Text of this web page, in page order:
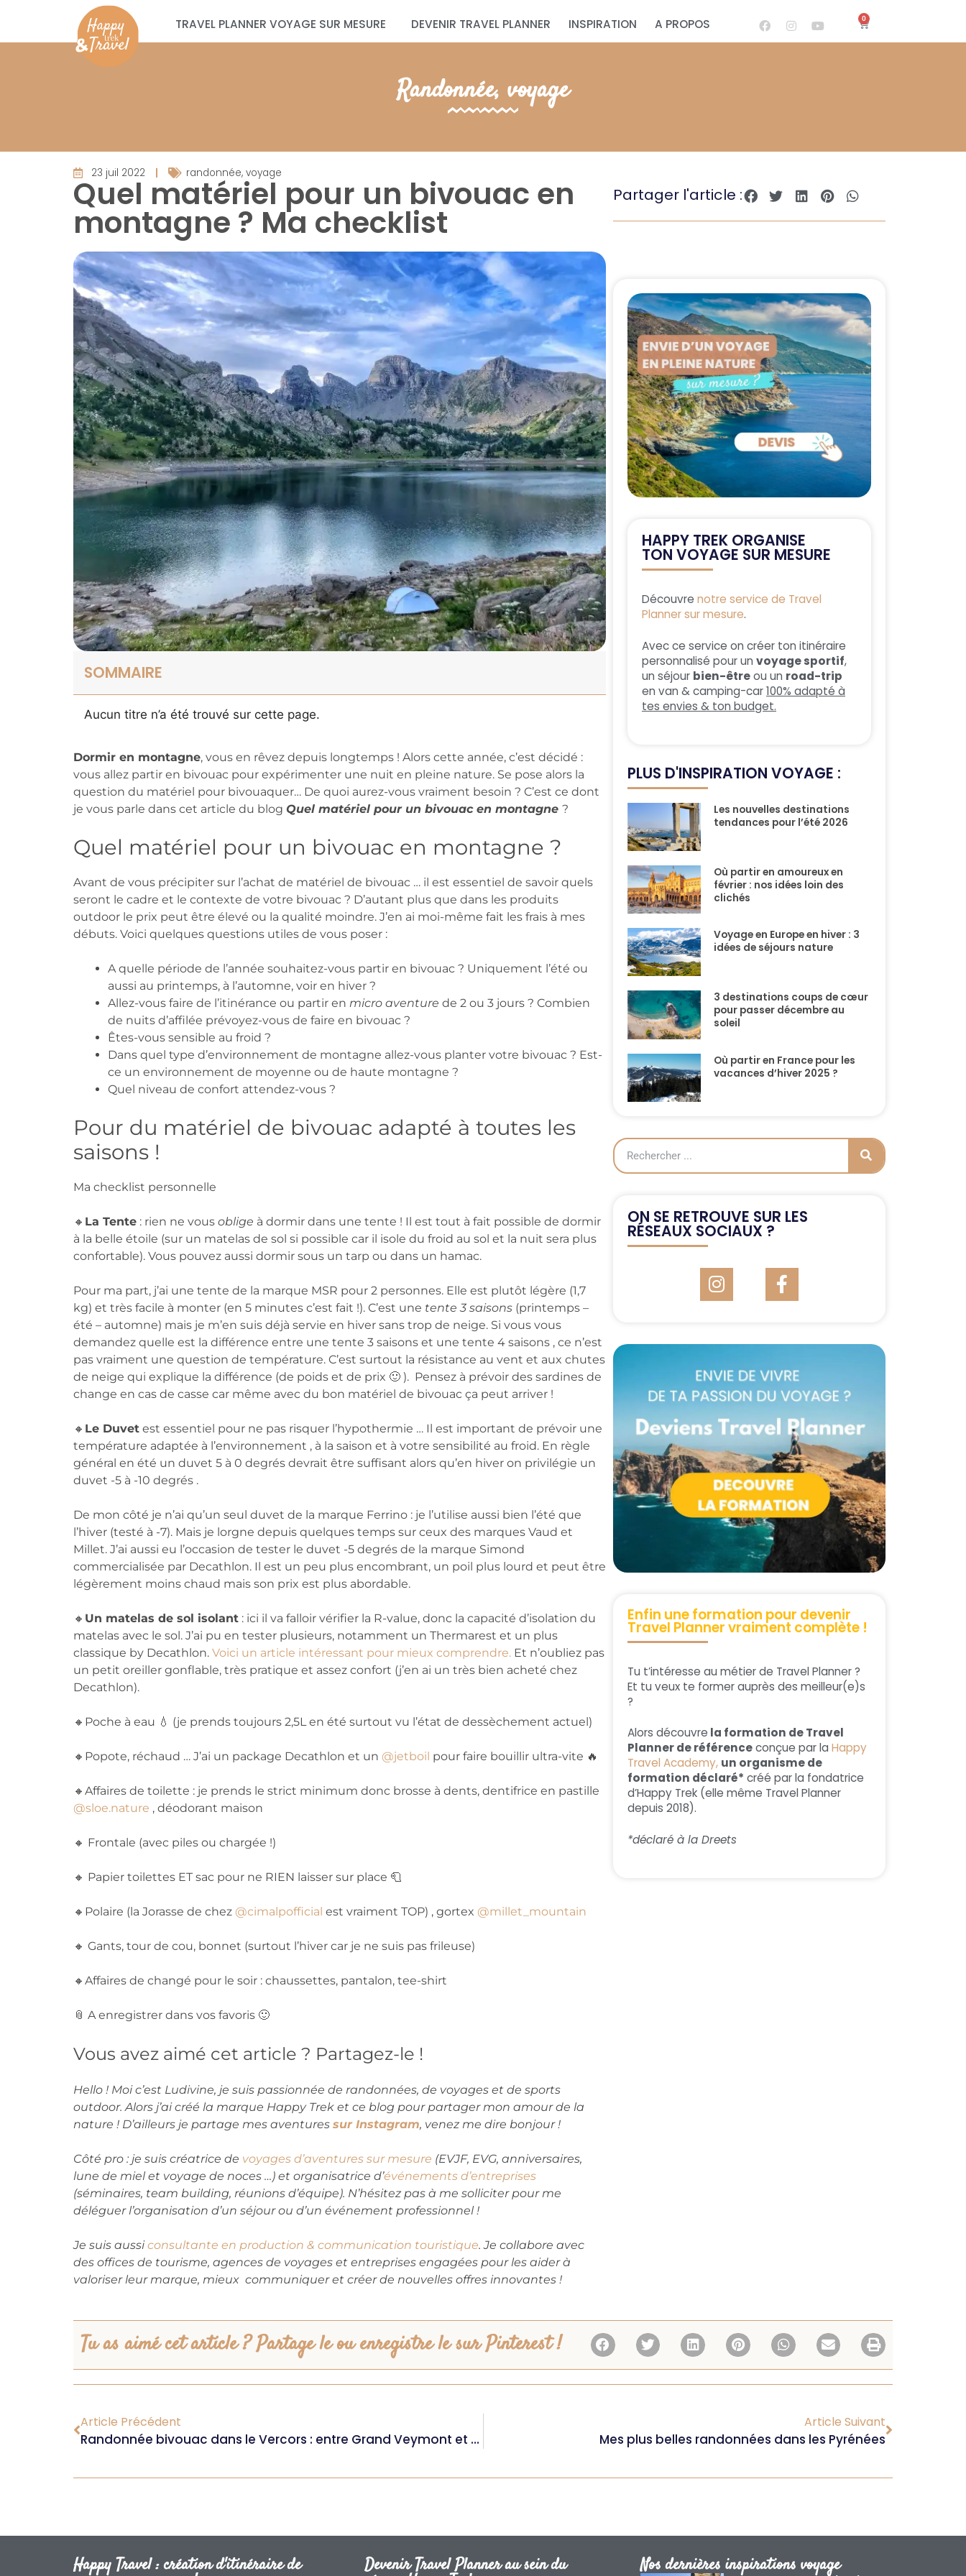
TRAVEL PLANNER VOYAGE SUR MESURE DEVENIR TRAVEL PLANNER INSPIRATION A PROPOS 0
Randonnée, voyage
23 juil 2022 randonnée, voyage
Quel matériel pour un bivouac en
montagne ? Ma checklist
SOMMAIRE
Aucun titre n’a été trouvé sur cette page.
Dormir en montagne, vous en rêvez depuis longtemps ! Alors cette année, c’est décidé :
vous allez partir en bivouac pour expérimenter une nuit en pleine nature. Se pose alors la
question du matériel pour bivouaquer… De quoi aurez-vous vraiment besoin ? C’est ce dont
je vous parle dans cet article du blog Quel matériel pour un bivouac en montagne ?
Quel matériel pour un bivouac en montagne ?
Avant de vous précipiter sur l’achat de matériel de bivouac … il est essentiel de savoir quels
seront le cadre et le contexte de votre bivouac ? D’autant plus que dans les produits
outdoor le prix peut être élevé ou la qualité moindre. J’en ai moi-même fait les frais à mes
débuts. Voici quelques questions utiles de vous poser :
A quelle période de l’année souhaitez-vous partir en bivouac ? Uniquement l’été ou
aussi au printemps, à l’automne, voir en hiver ?
Allez-vous faire de l’itinérance ou partir en micro aventure de 2 ou 3 jours ? Combien
de nuits d’affilée prévoyez-vous de faire en bivouac ?
Êtes-vous sensible au froid ?
Dans quel type d’environnement de montagne allez-vous planter votre bivouac ? Est-
ce un environnement de moyenne ou de haute montagne ?
Quel niveau de confort attendez-vous ?
Pour du matériel de bivouac adapté à toutes les
saisons !
Ma checklist personnelle
🔸 La Tente : rien ne vous oblige à dormir dans une tente ! Il est tout à fait possible de dormir
à la belle étoile (sur un matelas de sol si possible car il isole du froid au sol et la nuit sera plus
confortable). Vous pouvez aussi dormir sous un tarp ou dans un hamac.
Pour ma part, j’ai une tente de la marque MSR pour 2 personnes. Elle est plutôt légère (1,7
kg) et très facile à monter (en 5 minutes c’est fait !). C’est une tente 3 saisons (printemps –
été – automne) mais je m’en suis déjà servie en hiver sans trop de neige. Si vous vous
demandez quelle est la différence entre une tente 3 saisons et une tente 4 saisons , ce n’est
pas vraiment une question de température. C’est surtout la résistance au vent et aux chutes
de neige qui explique la différence (de poids et de prix 🙂 ). Pensez à prévoir des sardines de
change en cas de casse car même avec du bon matériel de bivouac ça peut arriver !
🔸 Le Duvet est essentiel pour ne pas risquer l’hypothermie … Il est important de prévoir une
température adaptée à l’environnement , à la saison et à votre sensibilité au froid. En règle
général en été un duvet 5 à 0 degrés devrait être suffisant alors qu’en hiver on privilégie un
duvet -5 à -10 degrés .
De mon côté je n’ai qu’un seul duvet de la marque Ferrino : je l’utilise aussi bien l’été que
l’hiver (testé à -7). Mais je lorgne depuis quelques temps sur ceux des marques Vaud et
Millet. J’ai aussi eu l’occasion de tester le duvet -5 degrés de la marque Simond
commercialisée par Decathlon. Il est un peu plus encombrant, un poil plus lourd et peut être
légèrement moins chaud mais son prix est plus abordable.
🔸 Un matelas de sol isolant : ici il va falloir vérifier la R-value, donc la capacité d’isolation du
matelas avec le sol. J’ai pu en tester plusieurs, notamment un Thermarest et un plus
classique by Decathlon. Voici un article intéressant pour mieux comprendre. Et n’oubliez pas
un petit oreiller gonflable, très pratique et assez confort (j’en ai un très bien acheté chez
Decathlon).
🔸Poche à eau 💧 (je prends toujours 2,5L en été surtout vu l’état de dessèchement actuel)
🔸Popote, réchaud … J’ai un package Decathlon et un @jetboil pour faire bouillir ultra-vite 🔥
🔸Affaires de toilette : je prends le strict minimum donc brosse à dents, dentifrice en pastille
@sloe.nature , déodorant maison
🔸 Frontale (avec piles ou chargée !)
🔸 Papier toilettes ET sac pour ne RIEN laisser sur place 🧻
🔸Polaire (la Jorasse de chez @cimalpofficial est vraiment TOP) , gortex @millet_mountain
🔸 Gants, tour de cou, bonnet (surtout l’hiver car je ne suis pas frileuse)
🔸Affaires de changé pour le soir : chaussettes, pantalon, tee-shirt
📎 A enregistrer dans vos favoris 🙂
Vous avez aimé cet article ? Partagez-le !
Hello ! Moi c’est Ludivine, je suis passionnée de randonnées, de voyages et de sports
outdoor. Alors j’ai créé la marque Happy Trek et ce blog pour partager mon amour de la
nature ! D’ailleurs je partage mes aventures sur Instagram, venez me dire bonjour !
Côté pro : je suis créatrice de voyages d’aventures sur mesure (EVJF, EVG, anniversaires,
lune de miel et voyage de noces …) et organisatrice d’événements d’entreprises
(séminaires, team building, réunions d’équipe). N’hésitez pas à me solliciter pour me
déléguer l’organisation d’un séjour ou d’un événement professionnel !
Je suis aussiconsultante en production & communication touristique. Je collabore avec
des offices de tourisme, agences de voyages et entreprises engagées pour les aider à
valoriser leur marque, mieux communiquer et créer de nouvelles offres innovantes !
Partager l'article :
HAPPY TREK ORGANISE
TON VOYAGE SUR MESURE
Découvre notre service de Travel
Planner sur mesure.
Avec ce service on créer ton itinéraire
personnalisé pour un voyage sportif,
un séjour bien-êtreou un road-trip
en van & camping-car100% adapté à
tes envies & ton budget.
PLUS D'INSPIRATION VOYAGE :
Les nouvelles destinations
tendances pour l’été 2026
Où partir en amoureux en
février : nos idées loin des
clichés
Voyage en Europe en hiver : 3
idées de séjours nature
3 destinations coups de cœur
pour passer décembre au
soleil
Où partir en France pour les
vacances d’hiver 2025 ?
ON SE RETROUVE SUR LES
RÉSEAUX SOCIAUX ?
Enfin une formation pour devenir
Travel Planner vraiment complète !
Tu t’intéresse au métier de Travel Planner ?
Et tu veux te former auprès des meilleur(e)s
?
Alors découvre la formation de Travel
Planner de référenceconçue par la Happy
Travel Academy, un organisme de
formation déclaré* créé par la fondatrice
d’Happy Trek (elle même Travel Planner
depuis 2018).
*déclaré à la Dreets
Tu as aimé cet article ? Partage le ou enregistre le sur Pinterest !
Article Précédent
Randonnée bivouac dans le Vercors : entre Grand Veymont et Mont Aiguille
Article Suivant
Mes plus belles randonnées dans les Pyrénées
Happy Travel : création d'itinéraire de Devenir Travel Planner au sein du Nos dernières inspirations voyage